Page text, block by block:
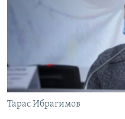
Тарас Ибрагимов